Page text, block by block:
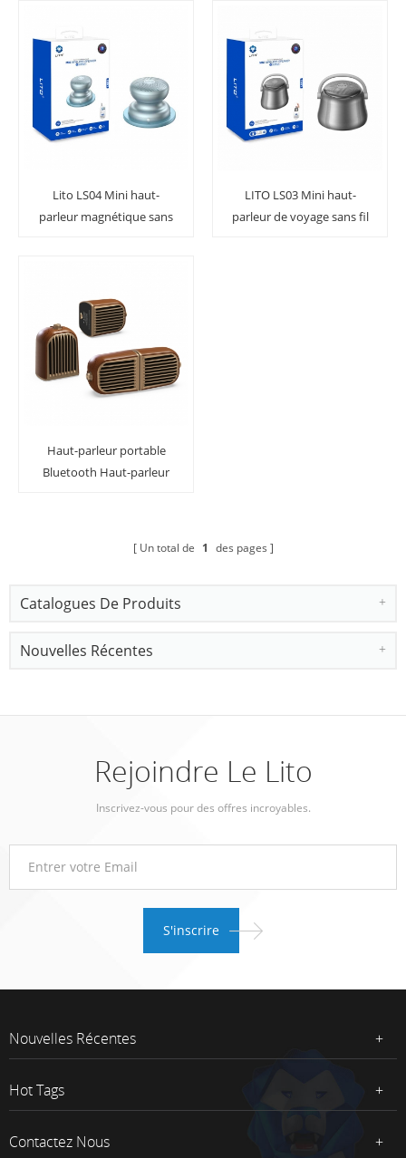
Lito LS04 Mini haut-
parleur magnétique sans
LITO LS03 Mini haut-
parleur de voyage sans fil
Haut-parleur portable
Bluetooth Haut-parleur
Un total de 1 des pages
Catalogues De Produits
Nouvelles Récentes
Rejoindre Le Lito
Inscrivez-vous pour des offres incroyables.
Nouvelles Récentes
Hot Tags
Contactez Nous